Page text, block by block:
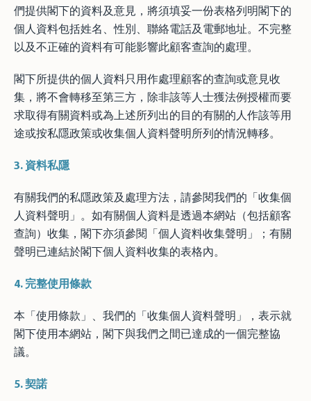
們提供閣下的資料及意見，將須填妥一份表格列明閣下的
個人資料包括姓名、性別、聯絡電話及電郵地址。不完整
以及不正確的資料有可能影響此顧客查詢的處理。
閣下所提供的個人資料只用作處理顧客的查詢或意見收
集，將不會轉移至第三方，除非該等人士獲法例授權而要
求取得有關資料或為上述所列出的目的有關的人作該等用
途或按私隱政策或收集個人資料聲明所列的情況轉移。
3. 資料私隱
有關我們的私隱政策及處理方法，請參閱我們的「收集個
人資料聲明」。如有關個人資料是透過本網站（包括顧客
查詢）收集，閣下亦須參閱「個人資料收集聲明」；有關
聲明已連結於閣下個人資料收集的表格內。
4. 完整使用條款
本「使用條款」、我們的「收集個人資料聲明」，表示就
閣下使用本網站，閣下與我們之間已達成的一個完整協
議。
5.契諾